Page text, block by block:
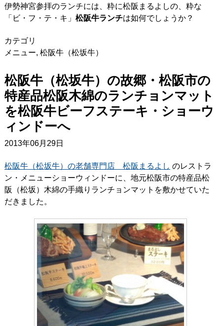
伊勢神宮参拝のランチには、粋に松阪まるよしの、粋な
「ビ・フ・テ・キ」 松阪牛ランチは如何でしょうか？
カテゴリ
メニュー, 松阪牛（松坂牛）
松阪牛（松坂牛）の故郷・松阪市の
特産品松阪木綿のランチョンマット
を松阪牛ビーフステーキ・ショーウ
ィンドーへ
2013年06月29日
松阪牛（松坂牛）の老舗専門店 松阪まるよし のレストラ
ン・メニューショーウィンドーに、地元松阪市の特産品松
阪（松坂）木綿の手織りランチョンマットを敷かせていた
だきました。